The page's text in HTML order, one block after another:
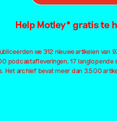
Help Motley* gratis te
we 312 nieuwe artikelen van
podcastafleveringen, 17 langlopende
Het archief bevat meer dan 3.500